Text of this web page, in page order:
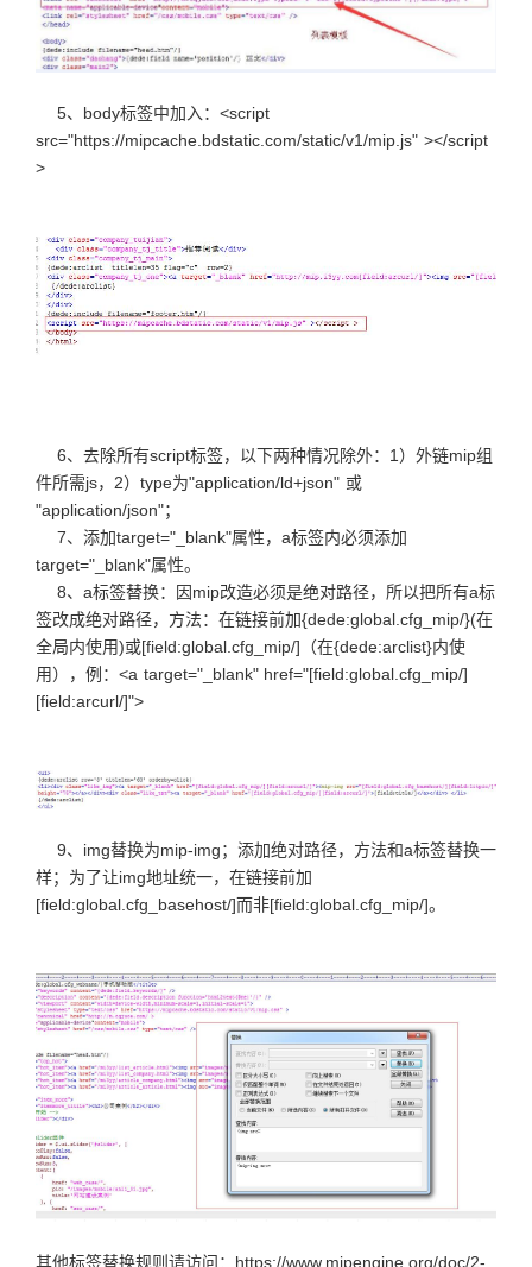
5、body标签中加入：<script
src="https://mipcache.bdstatic.com/static/v1/mip.js" ></script
>
6、去除所有script标签，以下两种情况除外：1）外链mip组
件所需js，2）type为"application/ld+json" 或
"application/json"；
7、添加target="_blank"属性，a标签内必须添加
target="_blank"属性。
8、a标签替换：因mip改造必须是绝对路径，所以把所有a标
签改成绝对路径，方法：在链接前加{dede:global.cfg_mip/}(在
全局内使用)或[field:global.cfg_mip/]（在{dede:arclist}内使
用），例：<a target="_blank" href="[field:global.cfg_mip/]
[field:arcurl/]">
9、img替换为mip-img；添加绝对路径，方法和a标签替换一
样；为了让img地址统一，在链接前加
[field:global.cfg_basehost/]而非[field:global.cfg_mip/]。
其他标签替换规则请访问：https://www.mipengine.org/doc/2-